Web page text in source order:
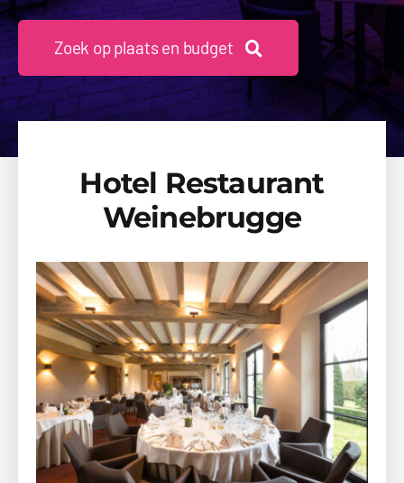
Zoek op plaats en budget
Hotel Restaurant
Weinebrugge